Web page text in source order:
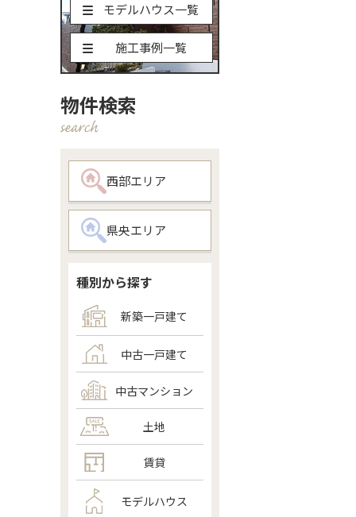
モデルハウス一覧
施工事例一覧
物件検索
西部エリア
県央エリア
種別から探す
新築一戸建て
中古一戸建て
中古マンション
土地
賃貸
モデルハウス